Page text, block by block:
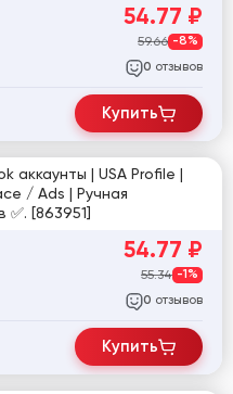
54.77 ₽
59.66 -8%
0 отзывов
Купить
аккаунты | USA Profile |
/ Ads | Ручная
✅. [863951]
54.77 ₽
55.34 -1%
0 отзывов
Купить